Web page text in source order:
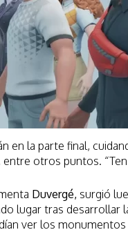
en la parte final,
entre otros puntos.
Duvergé, surgió
lugar tras desarrollar
ver los